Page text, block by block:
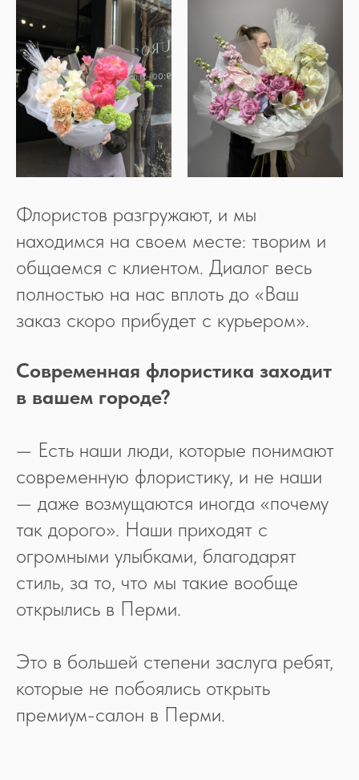
Флористов разгружают, и мы
находимся на своем месте: творим и
общаемся с клиентом. Диалог весь
полностью на нас вплоть до «Ваш
заказ скоро прибудет с курьером».
Современная флористика заходит
в вашем городе?
— Есть наши люди, которые понимают
современную флористику, и не наши
— даже возмущаются иногда «почему
так дорого». Наши приходят с
огромными улыбками, благодарят
стиль, за то, что мы такие вообще
открылись в Перми.
Это в большей степени заслуга ребят,
которые не побоялись открыть
премиум-салон в Перми.
Больше статей